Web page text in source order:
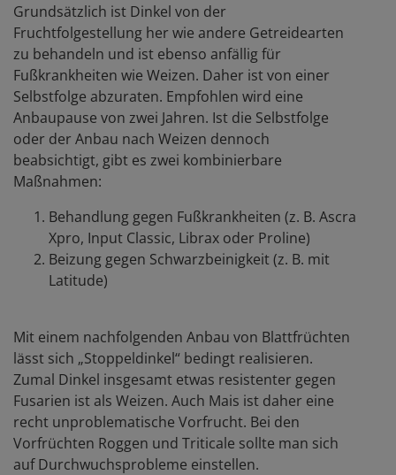
Grundsätzlich ist Dinkel von der
Fruchtfolgestellung her wie andere Getreidearten
zu behandeln und ist ebenso anfällig für
Fußkrankheiten wie Weizen. Daher ist von einer
Selbstfolge abzuraten. Empfohlen wird eine
Anbaupause von zwei Jahren. Ist die Selbstfolge
oder der Anbau nach Weizen dennoch
beabsichtigt, gibt es zwei kombinierbare
Maßnahmen:
Behandlung gegen Fußkrankheiten (z. B. Ascra
Xpro, Input Classic, Librax oder Proline)
Beizung gegen Schwarzbeinigkeit (z. B. mit
Latitude)
Mit einem nachfolgenden Anbau von Blattfrüchten
lässt sich „Stoppeldinkel“ bedingt realisieren.
Zumal Dinkel insgesamt etwas resistenter gegen
Fusarien ist als Weizen. Auch Mais ist daher eine
recht unproblematische Vorfrucht. Bei den
Vorfrüchten Roggen und Triticale sollte man sich
auf Durchwuchsprobleme einstellen.